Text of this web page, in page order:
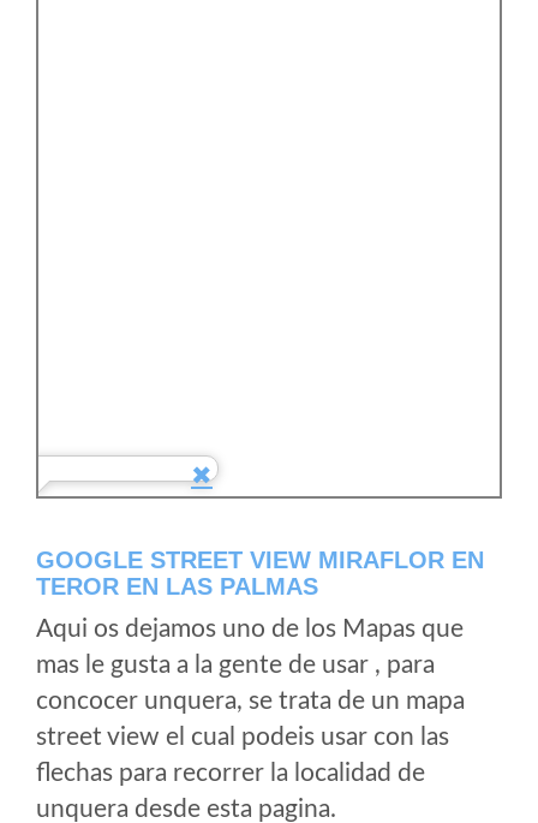
GOOGLE STREET VIEW MIRAFLOR EN
TEROR EN LAS PALMAS
Aqui os dejamos uno de los Mapas que
mas le gusta a la gente de usar , para
concocer unquera, se trata de un mapa
street view el cual podeis usar con las
flechas para recorrer la localidad de
unquera desde esta pagina.